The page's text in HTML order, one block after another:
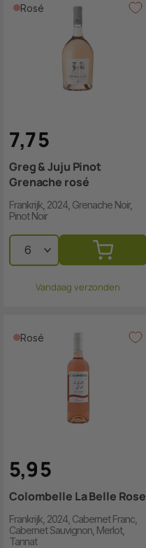
Rosé
7,75
Greg & Juju Pinot
Grenache rosé
Frankrijk, 2024, Grenache Noir,
Pinot Noir
Vandaag verzonden
Rosé
5,95
Colombelle La Belle Rose
Frankrijk, 2024, Cabernet Franc,
Cabernet Sauvignon, Merlot,
Tannat